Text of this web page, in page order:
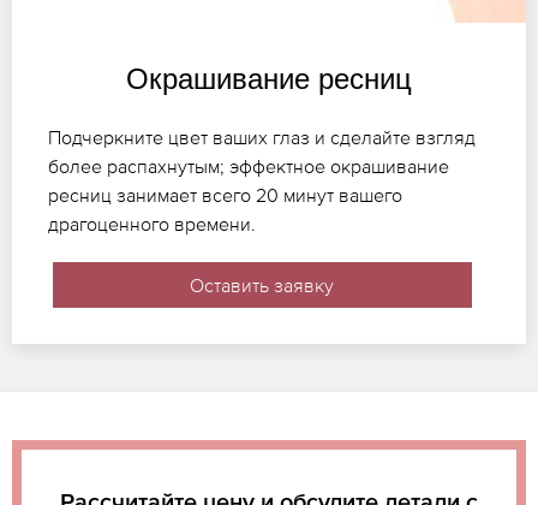
Окрашивание ресниц
Подчеркните цвет ваших глаз и сделайте взгляд
более распахнутым; эффектное окрашивание
ресниц занимает всего 20 минут вашего
драгоценного времени.
Оставить заявку